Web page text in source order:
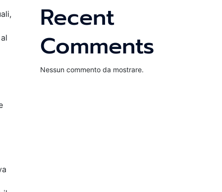
Recent
Comments
Nessun commento da mostrare.